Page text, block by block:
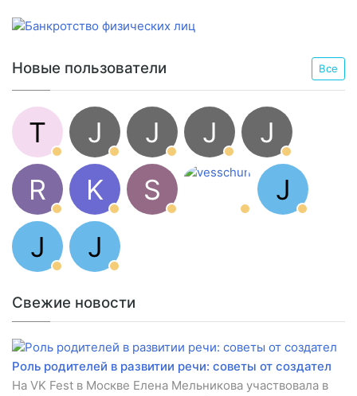
Новые пользователи Все
T J J J
J
R
K S
J
J
J
Свежие новости
Роль родителей в развитии речи: советы от создател
На VK Fest в Москве Елена Мельникова участвовала в